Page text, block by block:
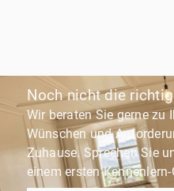
Noch nicht die
Wir beraten Sie gerne zu
Wünschen und
Zuhause. Sprechen Sie
einem ersten